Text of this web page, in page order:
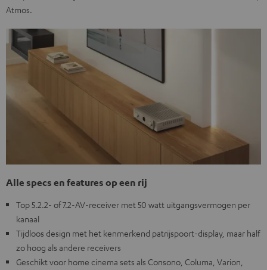
Atmos.
Alle specs en features op een rij
Top 5.2.2- of 7.2-AV-receiver met 50 watt uitgangsvermogen per
kanaal
Tijdloos design met het kenmerkend patrijspoort-display, maar half
zo hoog als andere receivers
Geschikt voor home cinema sets als Consono, Columa, Varion,